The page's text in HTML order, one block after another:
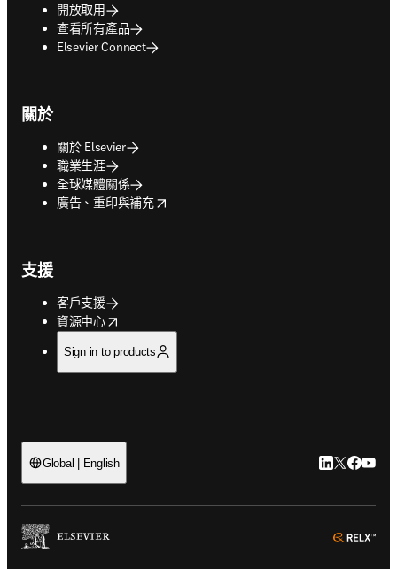
開放取用
查看所有產品
Elsevier Connect
關於
關於 Elsevier
職業生涯
全球媒體關係
廣告、重印與補充
opens in new tab/window
支援
客戶支援
資源中心
opens in new tab/window
Sign in to products
Global | English LinkedIn 打
Twitter 打